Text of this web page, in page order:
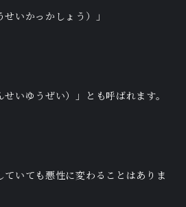
せいかっかしょう）」
せいゆうぜい）」とも呼ばれます。
ていても悪性に変わることはありま